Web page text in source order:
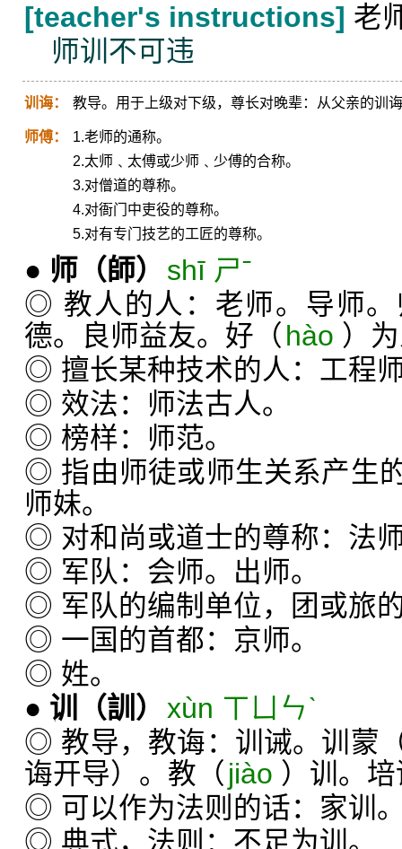
[teacher's instructions] 老
师训不可违
训诲： 教导。用于上级对下级，尊长对晚辈：从父亲的训
师傅：
1.老师的通称。
2.太师﹑太傅或少师﹑少傅的合称。
3.对僧道的尊称。
4.对衙门中吏役的尊称。
5.对有专门技艺的工匠的尊称。
● 师 （師）
shī ㄕˉ
◎ 教人的人：老师。导师
德。良师益友。好（ hào ）
◎ 擅长某种技术的人：工程
◎ 效法：师法古人。
◎ 榜样：师范。
◎ 指由师徒或师生关系产生
师妹。
◎ 对和尚或道士的尊称：法
◎ 军队：会师。出师。
◎ 军队的编制单位，团或旅
◎ 一国的首都：京师。
◎ 姓。
● 训 （訓） xùn ㄒㄩㄣˋ
◎ 教导，教诲：训诫。训蒙
诲开导）。教（ jiào ）训。
◎ 可以作为法则的话：家训
◎ 典式，法则：不足为训。